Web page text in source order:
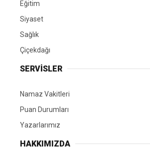
Eğitim
Siyaset
Sağlık
Çiçekdağı
SERVİSLER
Namaz Vakitleri
Puan Durumları
Yazarlarımız
HAKKIMIZDA